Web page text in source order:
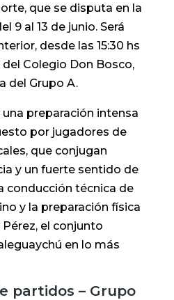
que se disputa en la
9 al 13 de junio. Será
desde las 15:30 hs
Colegio Don Bosco,
del Grupo A.
preparación intensa
por jugadores de
que conjugan
y un fuerte sentido de
conducción técnica de
y la preparación física
el conjunto
en lo más
partidos – Grupo